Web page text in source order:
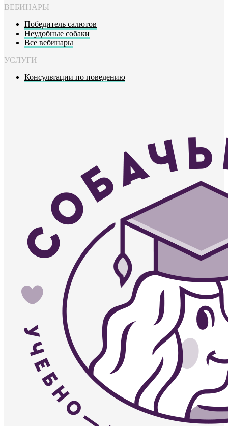
ВЕБИНАРЫ
Победитель салютов
Неудобные собаки
Все вебинары
УСЛУГИ
Консультации по поведению